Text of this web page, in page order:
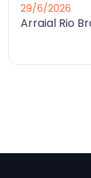
29/6/2026
Arraial Rio